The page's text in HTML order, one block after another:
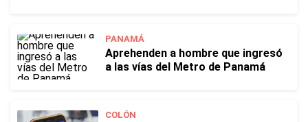
PANAMÁ
Aprehenden a hombre que ingresó
a las vías del Metro de Panamá
COLÓN